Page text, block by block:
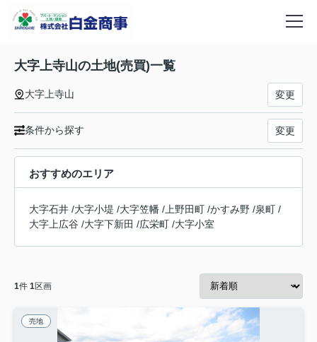
大字上寺山の土地(売買)一覧
大字上寺山 変更
条件から探す 変更
おすすめのエリア
大字石井 /大字小堤 /大字笠幡 / 上野田町 /かすみ野 /泉町 /
大字上広谷 /大字下新田 /広栄町 /大字小室
1件 1区画
売地